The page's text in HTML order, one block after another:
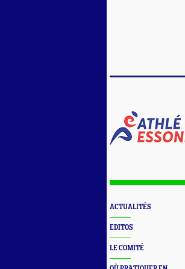
ACTUALITÉS
EDITOS
LE COMITÉ